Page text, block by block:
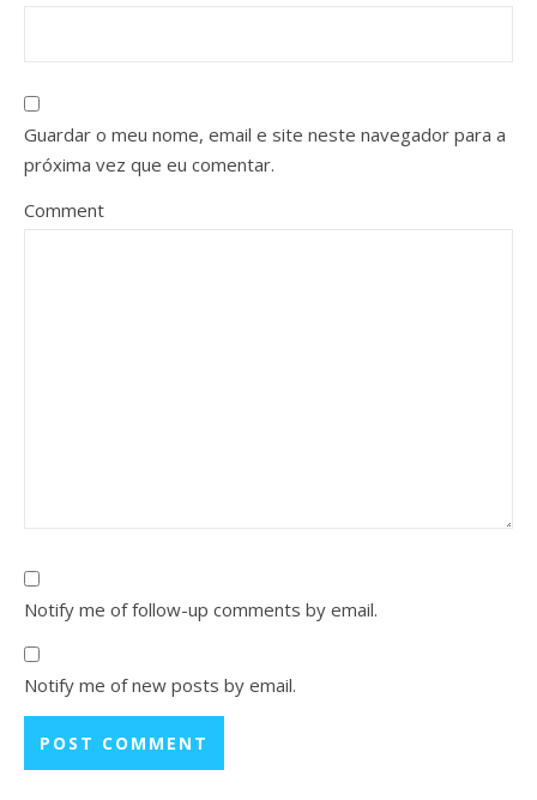
Guardar o meu nome, email e site neste navegador para a
próxima vez que eu comentar.
Comment
Notify me of follow-up comments by email.
Notify me of new posts by email.